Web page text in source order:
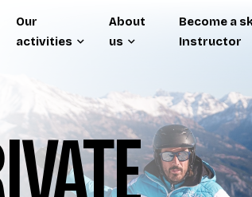
Our
activities
About
us
Become a
Instructor